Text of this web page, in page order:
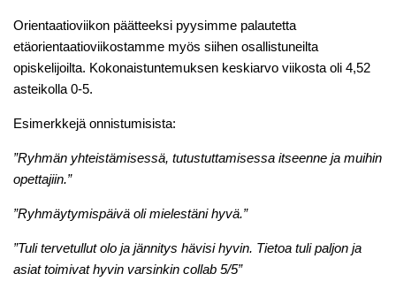
Orientaatioviikon päätteeksi pyysimme palautetta
etäorientaatioviikostamme myös siihen osallistuneilta
opiskelijoilta. Kokonaistuntemuksen keskiarvo viikosta oli 4,52
asteikolla 0-5.
Esimerkkejä onnistumisista:
”Ryhmän yhteistämisessä, tutustuttamisessa itseenne ja muihin
opettajiin.”
”Ryhmäytymispäivä oli mielestäni hyvä.”
”Tuli tervetullut olo ja jännitys hävisi hyvin. Tietoa tuli paljon ja
asiat toimivat hyvin varsinkin collab 5/5”